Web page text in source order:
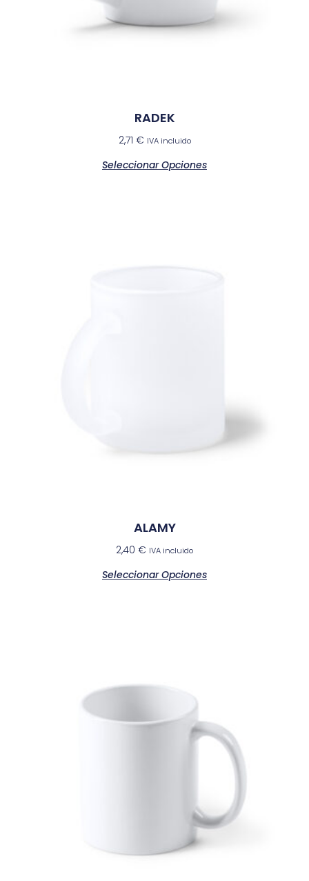
RADEK
2,71 € IVA incluido
Seleccionar Opciones
ALAMY
2,40 € IVA incluido
Seleccionar Opciones